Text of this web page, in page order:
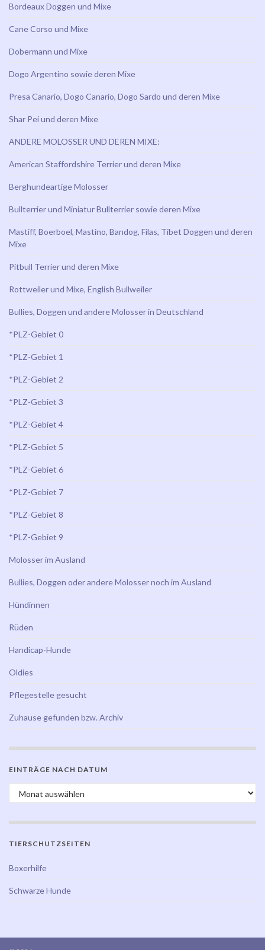
Bordeaux Doggen und Mixe
Cane Corso und Mixe
Dobermann und Mixe
Dogo Argentino sowie deren Mixe
Presa Canario, Dogo Canario, Dogo Sardo und deren Mixe
Shar Pei und deren Mixe
ANDERE MOLOSSER UND DEREN MIXE:
American Staffordshire Terrier und deren Mixe
Berghundeartige Molosser
Bullterrier und Miniatur Bullterrier sowie deren Mixe
Mastiff, Boerboel, Mastino, Bandog, Filas, Tibet Doggen und deren
Mixe
Pitbull Terrier und deren Mixe
Rottweiler und Mixe, English Bullweiler
Bullies, Doggen und andere Molosser in Deutschland
*PLZ-Gebiet 0
*PLZ-Gebiet 1
*PLZ-Gebiet 2
*PLZ-Gebiet 3
*PLZ-Gebiet 4
*PLZ-Gebiet 5
*PLZ-Gebiet 6
*PLZ-Gebiet 7
*PLZ-Gebiet 8
*PLZ-Gebiet 9
Molosser im Ausland
Bullies, Doggen oder andere Molosser noch im Ausland
Hündinnen
Rüden
Handicap-Hunde
Oldies
Pflegestelle gesucht
Zuhause gefunden bzw. Archiv
EINTRÄGE NACH DATUM
Einträge nach Datum
TIERSCHUTZSEITEN
Boxerhilfe
Schwarze Hunde